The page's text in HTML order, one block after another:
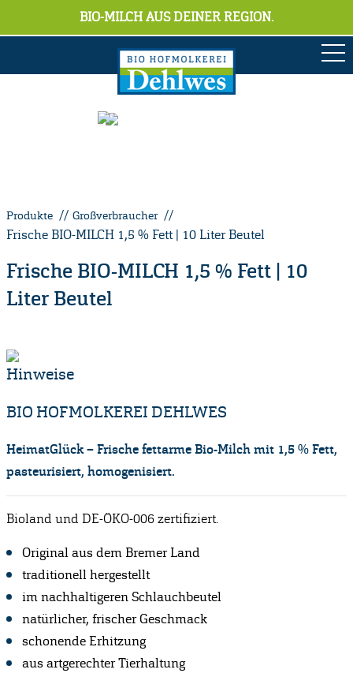
BIO-MILCH AUS DEINER REGION.
Produkte Großverbraucher
Frische BIO-MILCH 1,5 % Fett | 10 Liter Beutel
Frische BIO-MILCH 1,5 % Fett | 10
Liter Beutel
Hinweise
BIO HOFMOLKEREI DEHLWES
HeimatGlück – Frische fettarme Bio-Milch mit 1,5 % Fett,
pasteurisiert, homogenisiert.
Bioland und DE-ÖKO-006 zertifiziert.
Original aus dem Bremer Land
traditionell hergestellt
im nachhaltigeren Schlauchbeutel
natürlicher, frischer Geschmack
schonende Erhitzung
aus artgerechter Tierhaltung